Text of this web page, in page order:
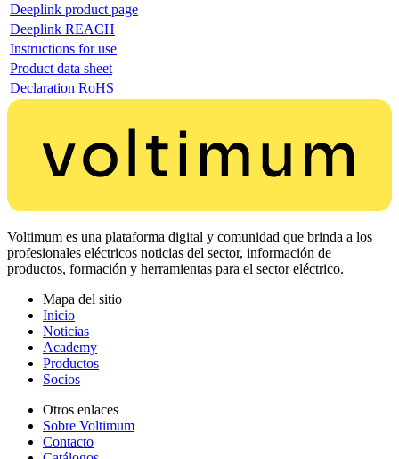
Deeplink product page
Deeplink REACH
Instructions for use
Product data sheet
Declaration RoHS
Voltimum es una plataforma digital y comunidad que brinda a los
profesionales eléctricos noticias del sector, información de
productos, formación y herramientas para el sector eléctrico.
Mapa del sitio
Inicio
Noticias
Academy
Productos
Socios
Otros enlaces
Sobre Voltimum
Contacto